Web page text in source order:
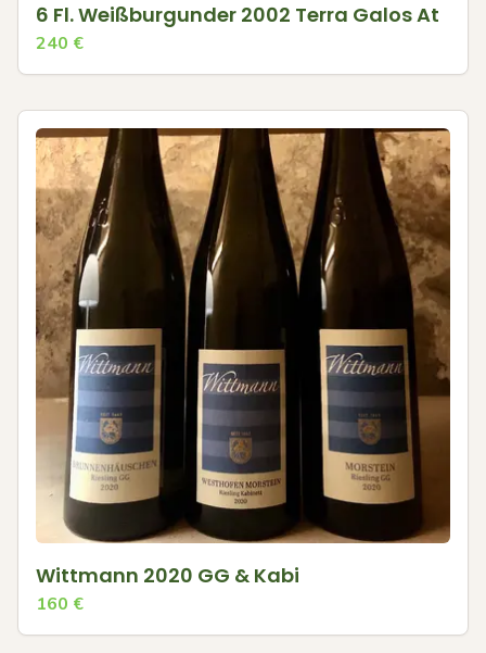
6 Fl. Weißburgunder 2002 Terra Galos At
240 €
Wittmann 2020 GG & Kabi
160 €